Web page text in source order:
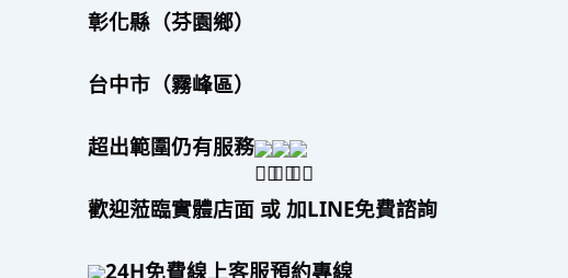
彰化縣（芬園鄉）
台中市（霧峰區）
超出範圍仍有服務
歡迎蒞臨實體店面 或 加LINE免費諮詢
24H免費線上客服預約專線